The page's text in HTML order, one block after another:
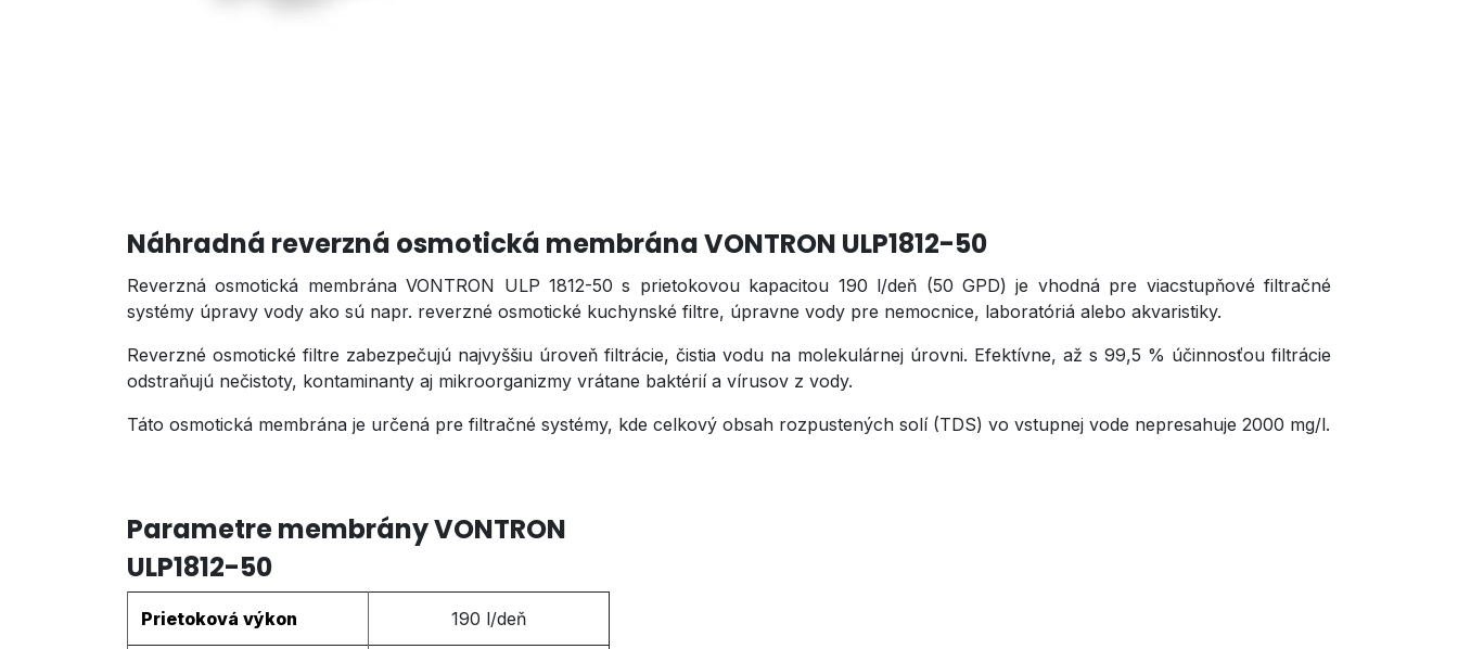
Náhradná reverzná osmotická membrána VONTRON ULP1812-50
Reverzná osmotická membrána VONTRON ULP 1812-50 s prietokovou kapacitou 190 l/deň (50 GPD) je vhodná pre viacstupňové filtračné
systémy úpravy vody ako sú napr. reverzné osmotické kuchynské filtre, úpravne vody pre nemocnice, laboratóriá alebo akvaristiky.
Reverzné osmotické filtre zabezpečujú najvyššiu úroveň filtrácie, čistia vodu na molekulárnej úrovni. Efektívne, až s 99,5 % účinnosťou filtrácie
odstraňujú nečistoty, kontaminanty aj mikroorganizmy vrátane baktérií a vírusov z vody.
Táto osmotická membrána je určená pre filtračné systémy, kde celkový obsah rozpustených solí (TDS) vo vstupnej vode nepresahuje 2000 mg/l.
Parametre membrány VONTRON
ULP1812-50
Prietoková výkon 190 l/deň